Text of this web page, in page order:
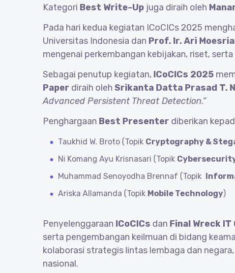
Kategori Best Write-Up juga diraih oleh
Pada hari kedua kegiatan ICoCICs 2025
Universitas Indonesia dan Prof. Ir. Ari
mengenai perkembangan kebijakan, riset,
Sebagai penutup kegiatan, ICoCICs 2025
Paper diraih oleh Srikanta Datta Prasad T.
Advanced Persistent Threat Detection.”
Penghargaan Best Presenter diberikan
Taukhid W. Broto (Topik Cryptography &
Ni Komang Ayu Krisnasari (Topik
Muhammad Senoyodha Brennaf (Topik
Ariska Allamanda (Topik Mobile Technology)
Penyelenggaraan ICoCICs dan Final Wreck
serta pengembangan keilmuan di bidang
kolaborasi strategis lintas lembaga dan
nasional.